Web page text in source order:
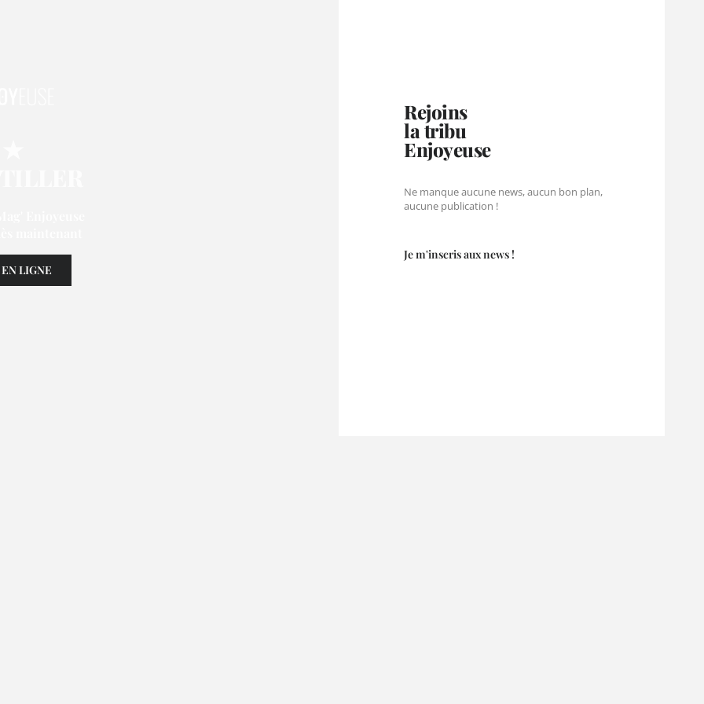
LIGNE
Rejoins
la tribu
Enjoyeuse
Ne manque aucune news, aucun bon plan,
aucune publication !
Je m'inscris aux news !